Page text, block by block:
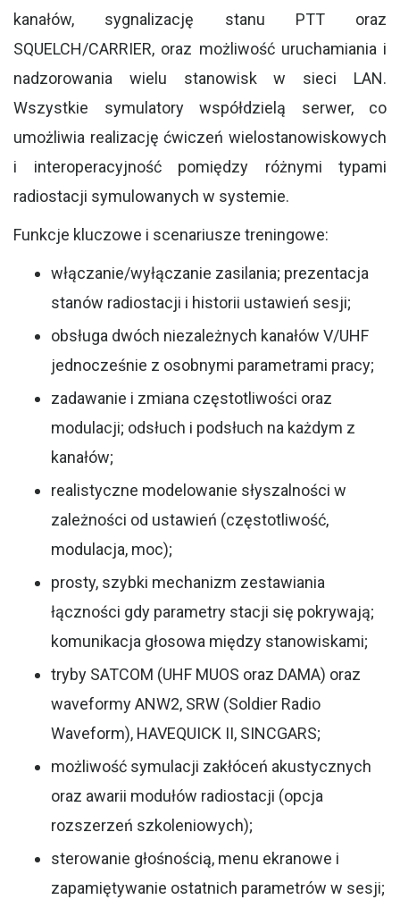
kanałów, sygnalizację stanu PTT oraz
SQUELCH/CARRIER, oraz możliwość uruchamiania i
nadzorowania wielu stanowisk w sieci LAN.
Wszystkie symulatory współdzielą serwer, co
umożliwia realizację ćwiczeń wielostanowiskowych
i interoperacyjność pomiędzy różnymi typami
radiostacji symulowanych w systemie.
Funkcje kluczowe i scenariusze treningowe:
włączanie/wyłączanie zasilania; prezentacja
stanów radiostacji i historii ustawień sesji;
obsługa dwóch niezależnych kanałów V/UHF
jednocześnie z osobnymi parametrami pracy;
zadawanie i zmiana częstotliwości oraz
modulacji; odsłuch i podsłuch na każdym z
kanałów;
realistyczne modelowanie słyszalności w
zależności od ustawień (częstotliwość,
modulacja, moc);
prosty, szybki mechanizm zestawiania
łączności gdy parametry stacji się pokrywają;
komunikacja głosowa między stanowiskami;
tryby SATCOM (UHF MUOS oraz DAMA) oraz
waveformy ANW2, SRW (Soldier Radio
Waveform), HAVEQUICK II, SINCGARS;
możliwość symulacji zakłóceń akustycznych
oraz awarii modułów radiostacji (opcja
rozszerzeń szkoleniowych);
sterowanie głośnością, menu ekranowe i
zapamiętywanie ostatnich parametrów w sesji;